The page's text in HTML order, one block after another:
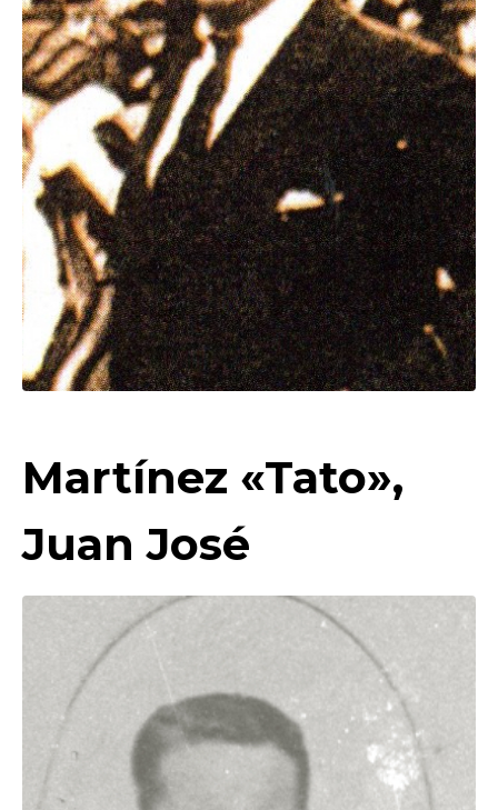
Martínez «Tato»,
Juan José